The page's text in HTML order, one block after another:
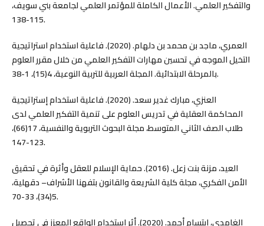
والتفكير العلمي. الأعمال الكاملة للمؤتمر العلمي لجامعة بني سويف،
115-138.
العمري، ماجد بن محمد بن دلهام. (2020). فاعلية استخدام استراتيجية
التخيل الموجه في تحسين مهارات التفكير العلمي من خلال مقرر العلوم
بالمرحلة الابتدائية. المجلة العربية للتربية النوعية، 4(15)، 1-38.
العنزي، مبارك غدير سعد. (2020). فاعلية استخدام إستراتيجية
المحاكمة العقلية في تدريس العلوم على تنمية التفكير العلمي لدى
طلاب الصف الثاني المتوسط، مجلة البحوث التربوية والنفسية، 17(66)،
123-147.
العيد، مزنة بنت زعل. (2016). حماية الإسلام للعقل وأثرة في تحقيق
الأمن الفكري، مجلة کلية الشريعة والقانون بتفهنا الأشراف– دقهلية،
5(34)، 33-70.
الغامدي، إبتسام أحمد. (2020). أثر استخدام الواقع المعزز في تحصيل